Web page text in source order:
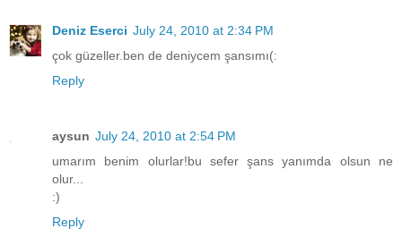
Deniz Eserci July 24, 2010 at 2:34 PM
çok güzeller.ben de deniycem şansımı(:
Reply
aysun July 24, 2010 at 2:54 PM
umarım benim olurlar!bu sefer şans yanımda olsun ne
olur...
:)
Reply